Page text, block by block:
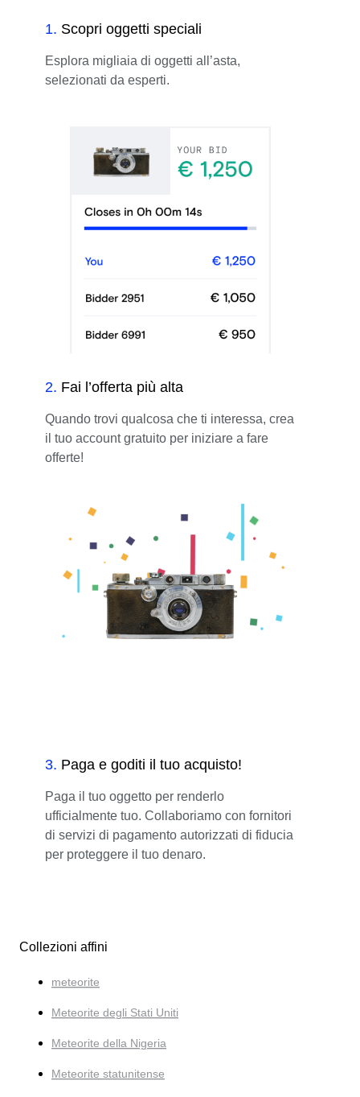
1. Scopri oggetti speciali
Esplora migliaia di oggetti all’asta,
selezionati da esperti.
2. Fai l’offerta più alta
Quando trovi qualcosa che ti interessa, crea
il tuo account gratuito per iniziare a fare
offerte!
3. Paga e goditi il tuo acquisto!
Paga il tuo oggetto per renderlo
ufficialmente tuo. Collaboriamo con fornitori
di servizi di pagamento autorizzati di fiducia
per proteggere il tuo denaro.
Collezioni affini
meteorite
Meteorite degli Stati Uniti
Meteorite della Nigeria
Meteorite statunitense